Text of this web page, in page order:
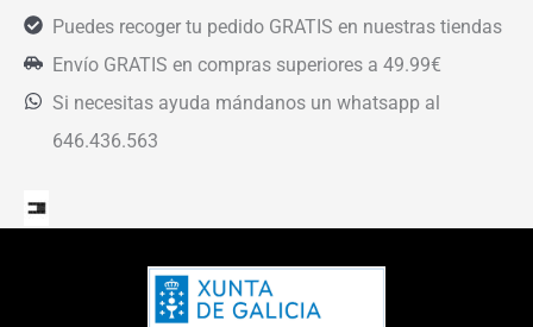
Puedes recoger tu pedido GRATIS en nuestras tiendas
Envío GRATIS en compras superiores a 49.99€
Si necesitas ayuda mándanos un whatsapp al
646.436.563